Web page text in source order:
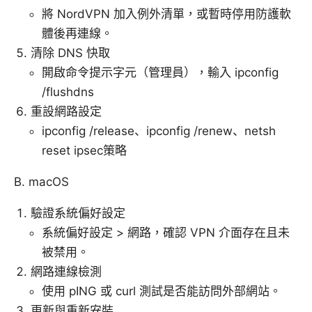
將 NordVPN 加入例外清單，或暫時停用防護軟
體後再連線。
清除 DNS 快取
開啟命令提示字元（管理員），輸入 ipconfig
/flushdns
重設網路設定
ipconfig /release、ipconfig /renew、netsh
reset ipsec策略
B. macOS
驗證系統偏好設定
系統偏好設定 > 網路，確認 VPN 介面存在且未
被禁用。
網路連線檢測
使用 pING 或 curl 測試是否能訪問外部網站。